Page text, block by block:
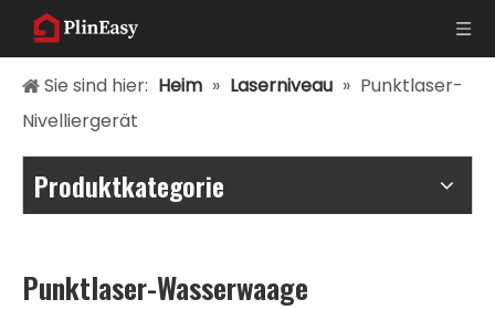
Sie sind hier: Heim » Laserniveau » Punktlaser-
Nivelliergerät
Produktkategorie
Punktlaser-Wasserwaage